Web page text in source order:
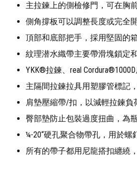
主拉鍊上的側檢修門，可在胸
側角撐板可以調整長度或完全
頂部和底部把手，採用堅固的
紋理潜水織帶主要帶滑塊鎖定
YKK®拉鍊、real
主隔間拉鍊拉具用塑膠管標記
肩墊壓縮帶/扣，以減輕拉鍊負
臀部墊防止包裝過度扭曲，為
¼-20“硬孔聚合物帶孔，用於螺
所有的帶子都用尼龍搭扣纏繞